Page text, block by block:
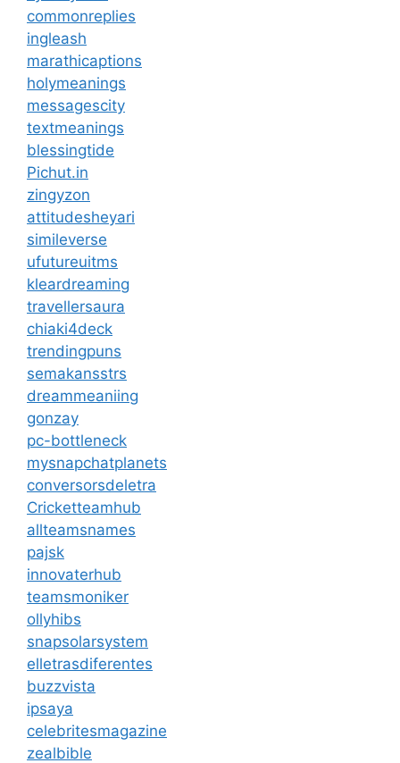
commonreplies
ingleash
marathicaptions
holymeanings
messagescity
textmeanings
blessingtide
Pichut.in
zingyzon
attitudesheyari
simileverse
ufutureuitms
kleardreaming
travellersaura
chiaki4deck
trendingpuns
semakansstrs
dreammeaniing
gonzay
pc-bottleneck
mysnapchatplanets
conversorsdeletra
Cricketteamhub
allteamsnames
pajsk
innovaterhub
teamsmoniker
ollyhibs
snapsolarsystem
elletrasdiferentes
buzzvista
ipsaya
celebritesmagazine
zealbible